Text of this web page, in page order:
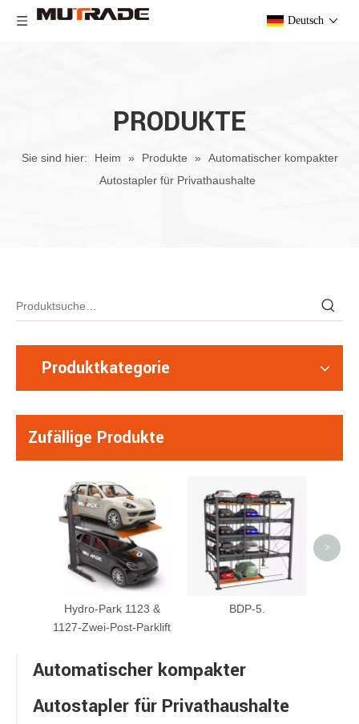
Deutsch
PRODUKTE
Sie sind hier: Heim » Produkte »
Automatischer kompakter
Autostapler für Privathaushalte
Produktkategorie
Zufällige Produkte
Hydro-Park 1123 &
1127-Zwei-Post-Parklift
BDP-5.
>
Automatischer kompakter
Autostapler für Privathaushalte